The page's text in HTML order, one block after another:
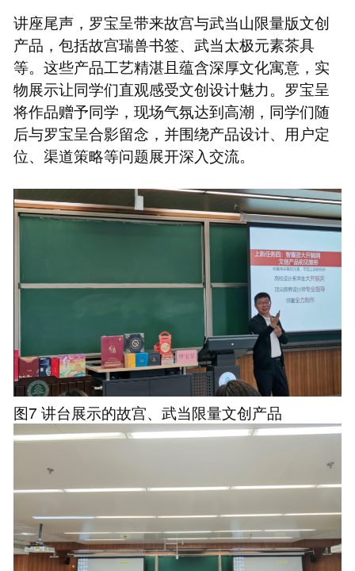
讲座尾声，罗宝呈带来故宫与武当山限量版文创
产品，包括故宫瑞兽书签、武当太极元素茶具
等。这些产品工艺精湛且蕴含深厚文化寓意，实
物展示让同学们直观感受文创设计魅力。罗宝呈
将作品赠予同学，现场气氛达到高潮，同学们随
后与罗宝呈合影留念，并围绕产品设计、用户定
位、渠道策略等问题展开深入交流。
图7 讲台展示的故宫、武当限量文创产品